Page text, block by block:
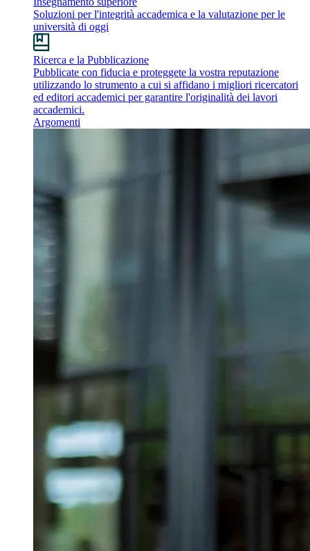
Soluzioni per l'integrità accademica e la valutazione per le
università di oggi
Ricerca e la Pubblicazione
Pubblicate con fiducia e proteggete la vostra reputazione
utilizzando lo strumento a cui si affidano i migliori ricercatori
ed editori accademici per garantire l'originalità dei lavori
accademici.
Argomenti